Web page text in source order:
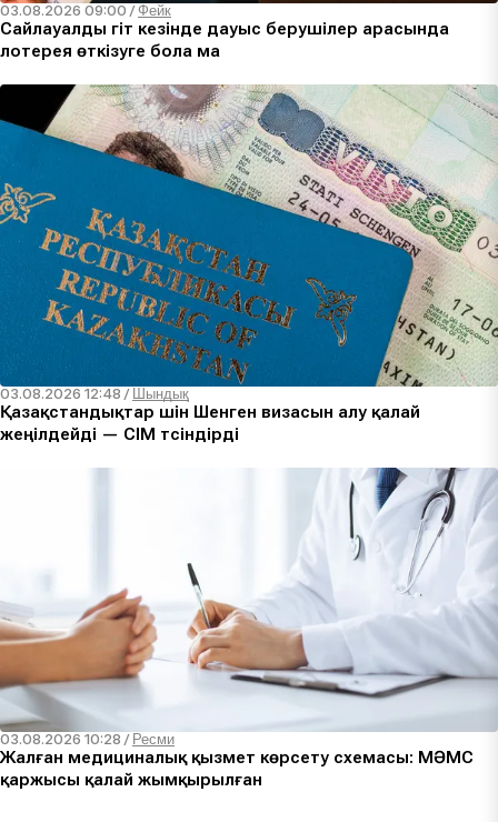
03.08.2026 09:00 /Фейк
Сайлауалды үгіт кезінде дауыс берушілер арасында
лотерея өткізуге бола ма
03.08.2026 12:48 / Шындық
Қазақстандықтар үшін Шенген визасын алу қалай
жеңілдейді — СІМ түсіндірді
03.08.2026 10:28 / Ресми
Жалған медициналық қызмет көрсету схемасы: МӘМС
қаржысы қалай жымқырылған